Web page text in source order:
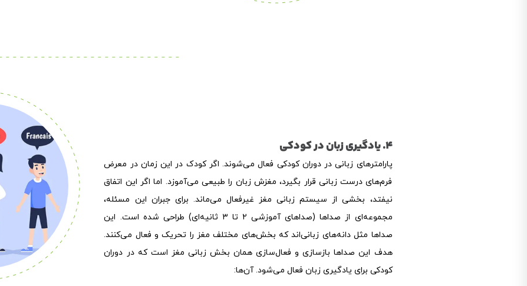
4. یادگیری زبان در کودکی
پارامترهای زبانی در دوران کودکی فعال می‌شوند. اگر کودک در این زمان در معرض
فرم‌های درست زبانی قرار بگیرد، مغزش زبان را طبیعی می‌آموزد. اما اگر این اتفاق
نیفتد، بخشی از سیستم زبانی مغز غیرفعال می‌ماند. برای جبران این مسئله،
مجموعه‌ای از صداها (صداهای آموزشی ۲ تا ۳ ثانیه‌ای) طراحی شده است. این
صداها مثل دانه‌های زبانی‌اند که بخش‌های مختلف مغز را تحریک و فعال می‌کنند.
هدف این صداها بازسازی و فعال‌سازی همان بخش زبانی مغز است که در دوران
کودکی برای یادگیری زبان فعال می‌شود. آن‌ها: